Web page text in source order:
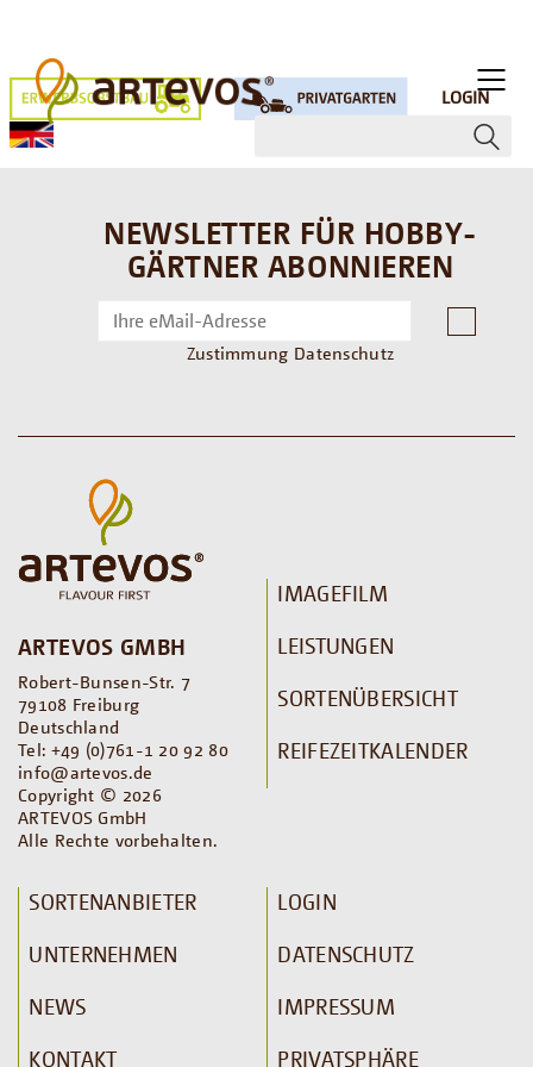
LOGIN
NEWSLETTER FÜR HOBBY-
GÄRTNER ABONNIEREN
Zustimmung Datenschutz
ARTEVOS GMBH
Robert-Bunsen-Str. 7
79108 Freiburg
Deutschland
Tel: +49 (0)761-1 20 92 80
info@artevos.de
Copyright © 2026
ARTEVOS GmbH
Alle Rechte vorbehalten.
IMAGEFILM
LEISTUNGEN
SORTENÜBERSICHT
REIFEZEITKALENDER
SORTENANBIETER
UNTERNEHMEN
NEWS
KONTAKT
LOGIN
DATENSCHUTZ
IMPRESSUM
PRIVATSPHÄRE